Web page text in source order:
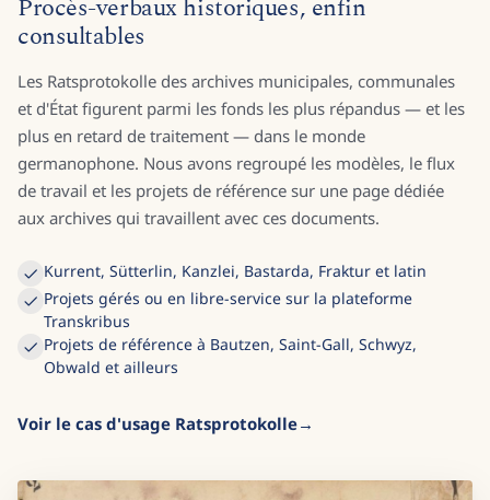
Procès-verbaux historiques, enfin
consultables
Les Ratsprotokolle des archives municipales, communales
et d'État figurent parmi les fonds les plus répandus — et les
plus en retard de traitement — dans le monde
germanophone. Nous avons regroupé les modèles, le flux
de travail et les projets de référence sur une page dédiée
aux archives qui travaillent avec ces documents.
Kurrent, Sütterlin, Kanzlei, Bastarda, Fraktur et latin
Projets gérés ou en libre-service sur la plateforme
Transkribus
Projets de référence à Bautzen, Saint-Gall, Schwyz,
Obwald et ailleurs
Voir le cas d'usage Ratsprotokolle